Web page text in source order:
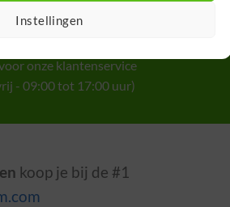
Instellingen
onze klantenservice
- 09:00 tot 17:00 uur)
koop je bij de #1